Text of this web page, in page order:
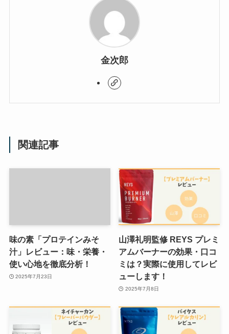
金次郎
関連記事
味の素「プロテインみそ
汁」レビュー：味・栄養・
使い心地を徹底分析！
2025年7月23日
山澤礼明監修 REYS プレミ
アムバーナーの効果・口コ
ミは？実際に使用してレビ
ューします！
2025年7月8日